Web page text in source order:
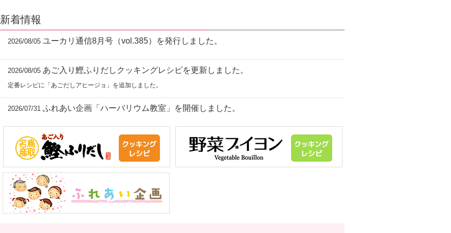
新着情報
2026/08/05 ユーカリ通信8月号（vol.385）を発行しました。
2026/08/05 あご入り鰹ふりだしクッキングレシピを更新しました。
定番レシピに「あごだしアヒージョ」を追加しました。
2026/07/31 ふれあい企画「ハーバリウム教室」を開催しました。
2026/07/07 「PanasonicリフォームClub2025年全国コンテスト」で入賞しました！
2026/07/03 ユーカリ通信7月号（vol.384）を発行しました。
2026/06/25 ガス料金ページを更新しました。